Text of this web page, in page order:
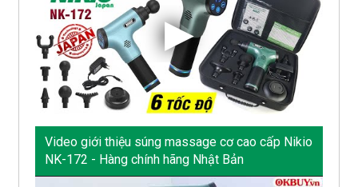
Video giới thiệu súng massage cơ cao cấp Nikio
NK-172 - Hàng chính hãng Nhật Bản